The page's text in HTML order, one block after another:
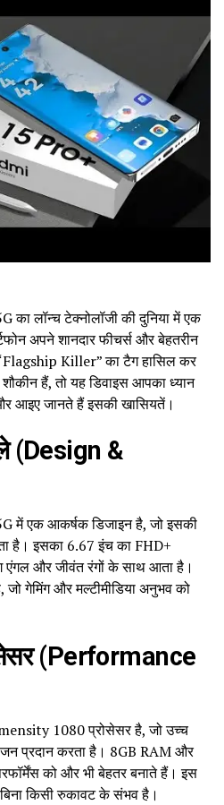
लॉन्च टेक्नोलॉजी की दुनिया में एक
अपने शानदार फीचर्स और बेहतरीन
Killer” का टैग हासिल कर
हैं, तो यह डिवाइस आपका ध्यान
आइए जानते हैं इसकी खासियतें।
(Design &
में एक आकर्षक डिजाइन है, जो इसकी
है। इसका 6.67 इंच का FHD+
एंगल और जीवंत रंगों के साथ आता है।
गेमिंग और मल्टीमीडिया अनुभव को
(Performance
1080 प्रोसेसर है, जो उच्च
प्रदान करता है। 8GB RAM और
को और भी बेहतर बनाते हैं। इस
किसी रुकावट के संभव है।